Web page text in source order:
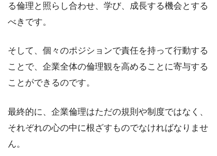
る倫理と照らし合わせ、学び、成長する機会とする
べきです。
そして、個々のポジションで責任を持って行動する
ことで、企業全体の倫理観を高めることに寄与する
ことができるのです。
最終的に、企業倫理はただの規則や制度ではなく、
それぞれの心の中に根ざすものでなければなりませ
ん。